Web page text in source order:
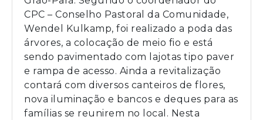
CPC – Conselho Pastoral da Comunidade,
Wendel Kulkamp, foi realizado a poda das
árvores, a colocação de meio fio e está
sendo pavimentado com lajotas tipo paver
e rampa de acesso. Ainda a revitalização
contará com diversos canteiros de flores,
nova iluminação e bancos e deques para as
famílias se reunirem no local. Nesta